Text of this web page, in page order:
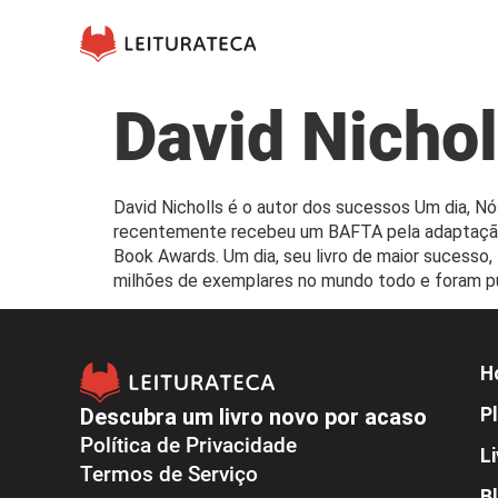
David
David Nicholls é o autor dos sucessos Um dia,
recentemente recebeu um BAFTA pela
Book Awards. Um dia, seu livro de maior
milhões de exemplares no mundo todo e foram
Descubra um livro novo por acaso
Política de Privacidade
Termos de Serviço